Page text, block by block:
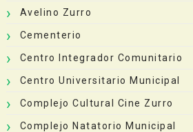
Avelino Zurro
Cementerio
Centro Integrador Comunitario
Centro Universitario Municipal
Complejo Cultural Cine Zurro
Complejo Natatorio Municipal